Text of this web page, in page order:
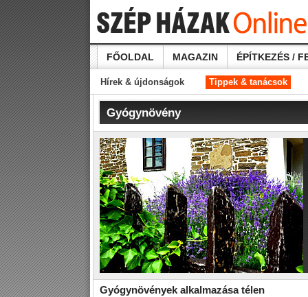
FŐOLDAL MAGAZIN ÉPÍTKEZÉS /
Hírek & újdonságok Tippek & tanácsok
Gyógynövény
Gyógynövények alkalmazása télen